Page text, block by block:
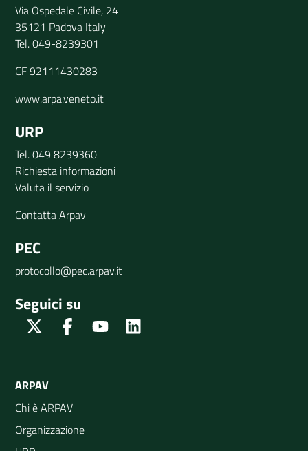
Via Ospedale Civile, 24
35121 Padova Italy
Tel. 049-8239301
CF 92111430283
www.arpa.veneto.it
URP
Tel. 049 8239360
Richiesta informazioni
Valuta il servizio
Contatta Arpav
PEC
protocollo@pec.arpav.it
Seguici su
Twitter FacebookYoutube
ARPAV
Chi è ARPAV
Organizzazione